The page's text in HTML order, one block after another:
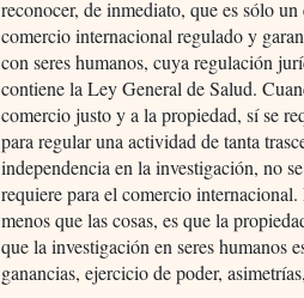
reconocer, de inmediato, que es sólo
comercio internacional regulado y
con seres humanos, cuya regulación
contiene la Ley General de Salud.
comercio justo y a la propiedad, sí se
para regular una actividad de tanta
independencia en la investigación, no
requiere para el comercio
menos que las cosas, es que la
que la investigación en seres humanos
ganancias, ejercicio de poder,